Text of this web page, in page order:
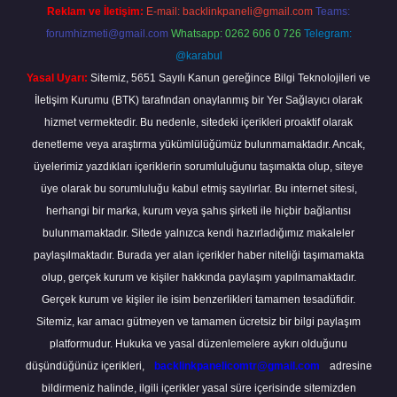
Reklam ve İletişim: E-mail: backlinkpaneli@gmail.com Teams:
forumhizmeti@gmail.com Whatsapp: 0262 606 0 726 Telegram:
@karabul
Yasal Uyarı: Sitemiz, 5651 Sayılı Kanun gereğince Bilgi Teknolojileri ve
İletişim Kurumu (BTK) tarafından onaylanmış bir Yer Sağlayıcı olarak
hizmet vermektedir. Bu nedenle, sitedeki içerikleri proaktif olarak
denetleme veya araştırma yükümlülüğümüz bulunmamaktadır. Ancak,
üyelerimiz yazdıkları içeriklerin sorumluluğunu taşımakta olup, siteye
üye olarak bu sorumluluğu kabul etmiş sayılırlar. Bu internet sitesi,
herhangi bir marka, kurum veya şahıs şirketi ile hiçbir bağlantısı
bulunmamaktadır. Sitede yalnızca kendi hazırladığımız makaleler
paylaşılmaktadır. Burada yer alan içerikler haber niteliği taşımamakta
olup, gerçek kurum ve kişiler hakkında paylaşım yapılmamaktadır.
Gerçek kurum ve kişiler ile isim benzerlikleri tamamen tesadüfidir.
Sitemiz, kar amacı gütmeyen ve tamamen ücretsiz bir bilgi paylaşım
platformudur. Hukuka ve yasal düzenlemelere aykırı olduğunu
düşündüğünüz içerikleri,
backlinkpanelicomtr@gmail.com
adresine
bildirmeniz halinde, ilgili içerikler yasal süre içerisinde sitemizden